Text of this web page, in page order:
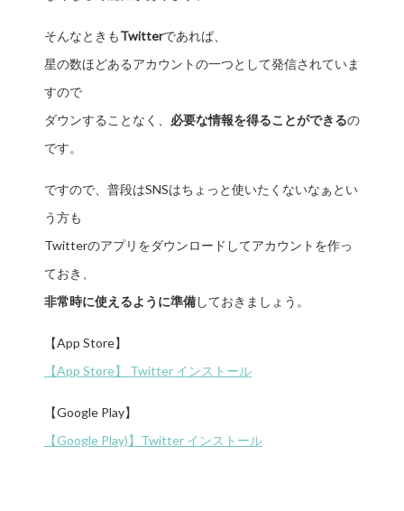
そんなときもTwitterであれば、
星の数ほどあるアカウントの一つとして発信されていま
すので
ダウンすることなく、 必要な情報を得ることができるの
です。
ですので、普段はSNSはちょっと使いたくないなぁとい
う方も
Twitterのアプリをダウンロードしてアカウントを作っ
ておき、
非常時に使えるように準備しておきましょう。
【App Store】
【App Store】 Twitter インストール
【Google Play】
【Google Play)】Twitter インストール